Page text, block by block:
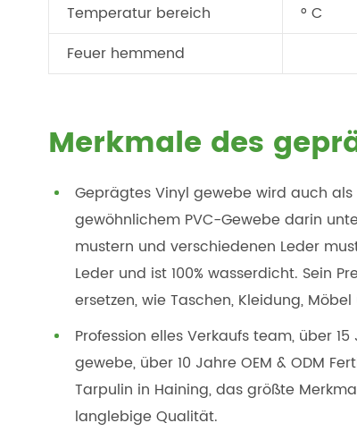
Temperatur bereich
° C
Feuer hemmend
Merkmale des
Geprägtes Vinyl gewebe wird auch
gewöhnlichem PVC-Gewebe darin
mustern und verschiedenen Leder
Leder und ist 100% wasserdicht. Sein
ersetzen, wie Taschen, Kleidung, Möbel
Profession elles Verkaufs team, über
gewebe, über 10 Jahre OEM & ODM
Tarpulin in Haining, das größte
langlebige Qualität.